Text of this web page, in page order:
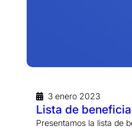
3 enero 2023
Lista de
Presentamos la lista de